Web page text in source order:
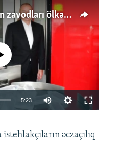
Ard-arda açılan dərman zavodları ölkənin tələbatını ödəyirmi?
available
5:23
360p
istehlakçıların əczaçılıq